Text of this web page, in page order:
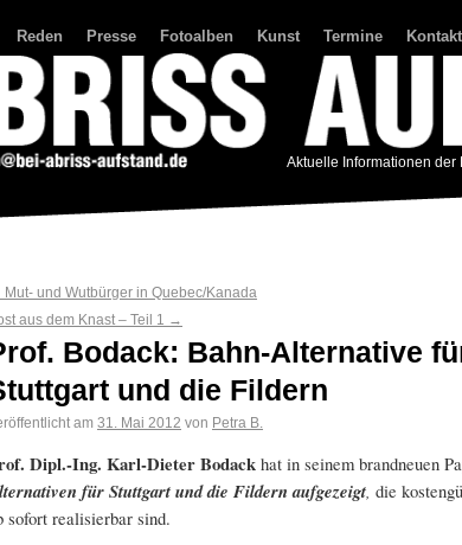
Reden Presse Fotoalben Kunst Termine Kontakt
Aktuelle Informationen der
Mut- und Wutbürger in Quebec/Kanada
aus dem Knast – Teil 1
→
Bodack: Bahn-Alternative
und die Fildern
am 31. Mai 2012 von Petra B.
Dipl.-Ing. Karl-Dieter Bodack hat in seinem brandneuen
für Stuttgart und die Fildern aufgezeigt, die
sofort realisierbar sind.